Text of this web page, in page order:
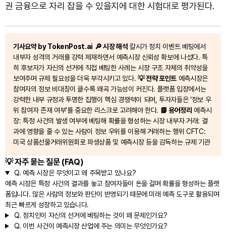
권 금융으로 자리 잡을 수 있을지에 대한 시험대로 평가된다.
기사요약 by TokenPost.ai 🔎 시장 해석 칼시가 정치 이벤트 베팅에서
내부자 성격의 거래를 강력 제재하면서 예측시장 신뢰성 확보에 나섰다. 특
히 후보자가 자신의 선거에 직접 베팅한 사례는 시장 구조 자체의 취약성을
보여주며 규제 필요성을 더욱 부각시키고 있다. 💡 전략 포인트 예측시장은
참여자의 정보 비대칭이 클수록 왜곡 가능성이 커진다. 플랫폼 입장에서는
강력한 내부 규정과 투명한 집행이 핵심 경쟁력이 되며, 투자자들은 ‘정보 우
위 참여자 존재 여부’를 중요한 리스크로 고려해야 한다. 📘 용어정리 예측시
장: 특정 사건의 발생 여부에 베팅해 확률을 형성하는 시장 내부자 거래: 결
과에 영향을 줄 수 있는 사람이 정보 우위를 이용해 거래하는 행위 CFTC:
미국 상품선물거래위원회로 파생상품 및 예측시장 등을 감독하는 규제 기관
💡 자주 묻는 질문 (FAQ)
Q. 예측 시장은 무엇이고 왜 주목받고 있나요?
예측 시장은 특정 사건의 결과를 놓고 참여자들이 돈을 걸며 확률을 형성하는 플랫
폼입니다. 많은 사람의 정보와 판단이 반영되기 때문에 미래 예측 도구로 활용되며
최근 빠르게 성장하고 있습니다.
Q. 정치인이 자신의 선거에 베팅하는 것이 왜 문제인가요?
Q. 이번 사건이 예측시장 산업에 주는 의미는 무엇인가요?